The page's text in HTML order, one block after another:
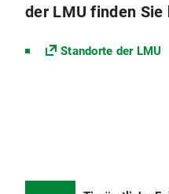
der LMU finden Sie
Standorte der LMU